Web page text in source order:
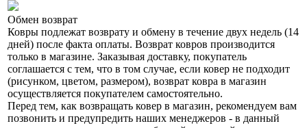
Обмен возврат
Ковры подлежат возврату и обмену в течение двух недель (14
дней) после факта оплаты. Возврат ковров производится
только в магазине. Заказывая доставку, покупатель
соглашается с тем, что в том случае, если ковер не подходит
(рисунком, цветом, размером), возврат ковра в магазин
осуществляется покупателем самостоятельно.
Перед тем, как возвращать ковер в магазин, рекомендуем вам
позвонить и предупредить наших менеджеров - в данный